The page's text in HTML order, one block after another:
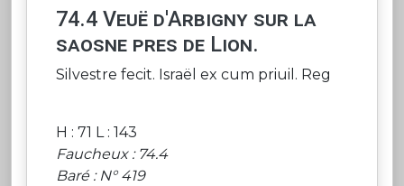
74.4 Veuë d'Arbigny sur la
saosne pres de Lion.
Silvestre fecit. Israël ex cum priuil. Reg
H : 71 L : 143
Faucheux : 74.4
Baré : N° 419